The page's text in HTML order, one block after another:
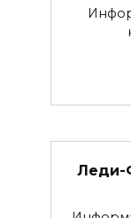
Леди-